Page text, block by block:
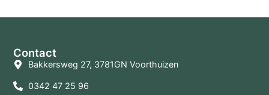
Contact
Bakkersweg 27, 3781GN Voorthuizen
0342 47 25 96